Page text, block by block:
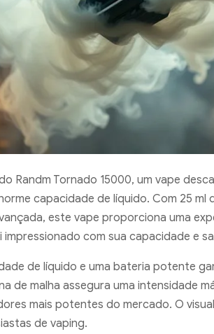
Randm Tornado 15000, um vape
capacidade de líquido. Com 25 ml
este vape proporciona uma
com sua capacidade e
de líquido e uma bateria potente
de malha assegura uma intensidade
mais potentes do mercado. O
de vaping.